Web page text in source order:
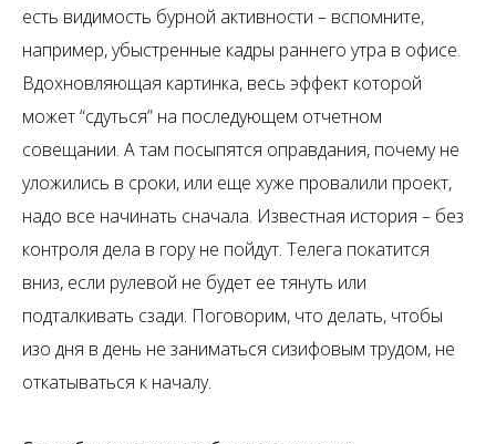
есть видимость бурной активности – вспомните,
например, убыстренные кадры раннего утра в офисе.
Вдохновляющая картинка, весь эффект которой
может “сдуться” на последующем отчетном
совещании. А там посыпятся оправдания, почему не
уложились в сроки, или еще хуже провалили проект,
надо все начинать сначала. Известная история – без
контроля дела в гору не пойдут. Телега покатится
вниз, если рулевой не будет ее тянуть или
подталкивать сзади. Поговорим, что делать, чтобы
изо дня в день не заниматься сизифовым трудом, не
откатываться к началу.